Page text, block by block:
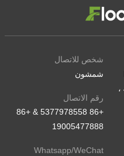
شخص للاتصال
شمشون
رقم الاتصال
+86 5377978558 & +86
19005477888
Whatsapp/WeChat
Jinyu Road ، Jining City ،